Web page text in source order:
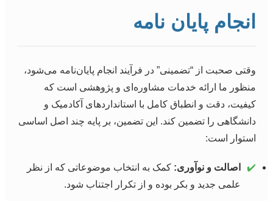
انجام پایان نامه
وقتی صحبت از “تضمینی” در فرآیند انجام پایان‌نامه می‌شود،
منظور ما ارائه خدمات مشاوره‌ای و پژوهشی است که
کیفیت، دقت و انطباق کامل با استانداردهای آکادمیک و
دانشگاهی را تضمین کند. این تضمین، بر پایه چند اصل اساسی
استوار است:
✔️ اصالت و نوآوری: کمک به انتخاب موضوعاتی که از نظر
علمی جدید و بکر بوده و از تکرار اجتناب شود.